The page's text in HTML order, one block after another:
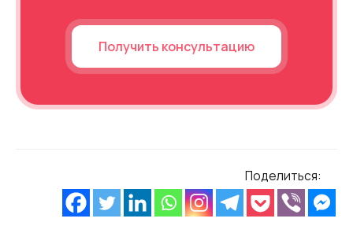
Получить консультацию
Поделиться: